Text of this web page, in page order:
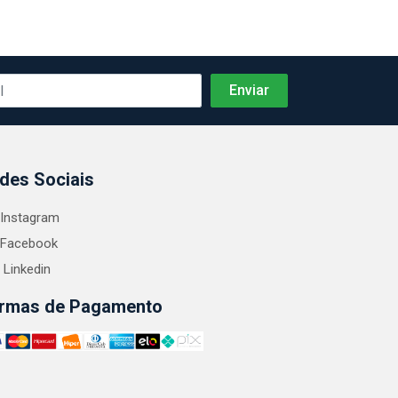
Sociais
Instagram
Facebook
Linkedin
de Pagamento